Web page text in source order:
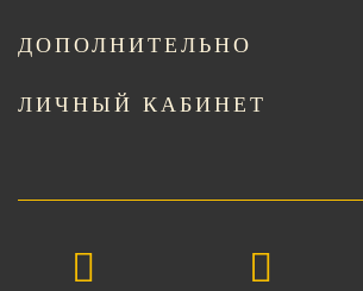
ДОПОЛНИТЕЛЬНО
ЛИЧНЫЙ КАБИНЕТ